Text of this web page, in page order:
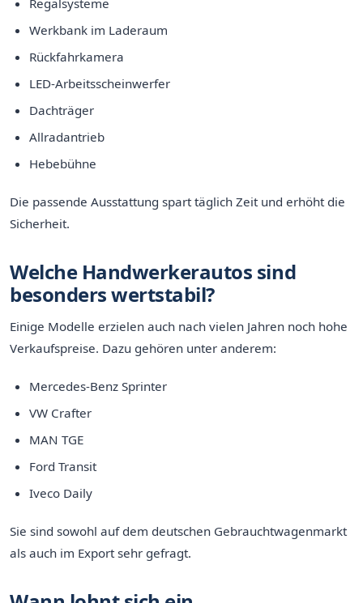
Regalsysteme
Werkbank im Laderaum
Rückfahrkamera
LED-Arbeitsscheinwerfer
Dachträger
Allradantrieb
Hebebühne
Die passende Ausstattung spart täglich Zeit und erhöht die
Sicherheit.
Welche Handwerkerautos sind
besonders wertstabil?
Einige Modelle erzielen auch nach vielen Jahren noch hohe
Verkaufspreise. Dazu gehören unter anderem:
Mercedes-Benz Sprinter
VW Crafter
MAN TGE
Ford Transit
Iveco Daily
Sie sind sowohl auf dem deutschen Gebrauchtwagenmarkt
als auch im Export sehr gefragt.